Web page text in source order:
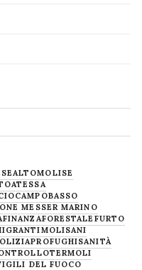
ALTOMOLISE
ATESSA
CAMPOBASSO
MESSER MARINO
FINANZAFORESTALE FURTO
MOLISANI
PROFUGHISANITÀ
TERMOLI
DEL FUOCO